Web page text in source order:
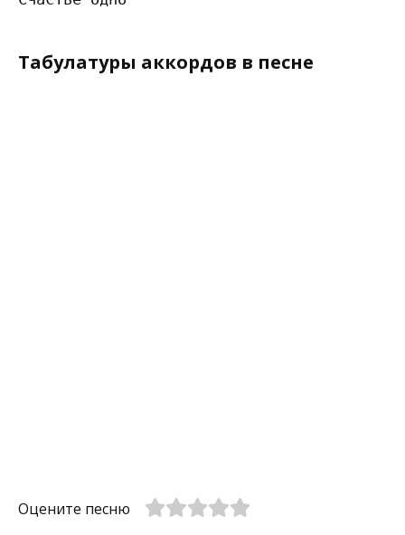
Табулатуры аккордов в песне
Оцените песню